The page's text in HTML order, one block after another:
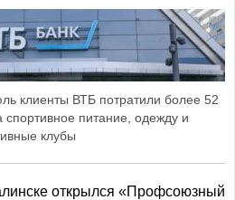
клиенты ВТБ потратили более 52
спортивное питание, одежду и
клубы
открылся «Профсоюзный